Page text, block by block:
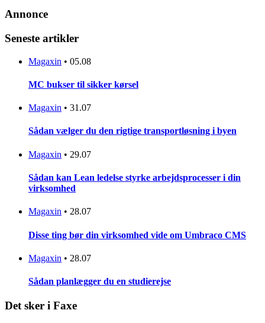
Annonce
Seneste artikler
Magaxin • 05.08
MC bukser til sikker kørsel
Magaxin • 31.07
Sådan vælger du den rigtige transportløsning i byen
Magaxin • 29.07
Sådan kan Lean ledelse styrke arbejdsprocesser i din
virksomhed
Magaxin • 28.07
Disse ting bør din virksomhed vide om Umbraco CMS
Magaxin • 28.07
Sådan planlægger du en studierejse
Det sker i Faxe